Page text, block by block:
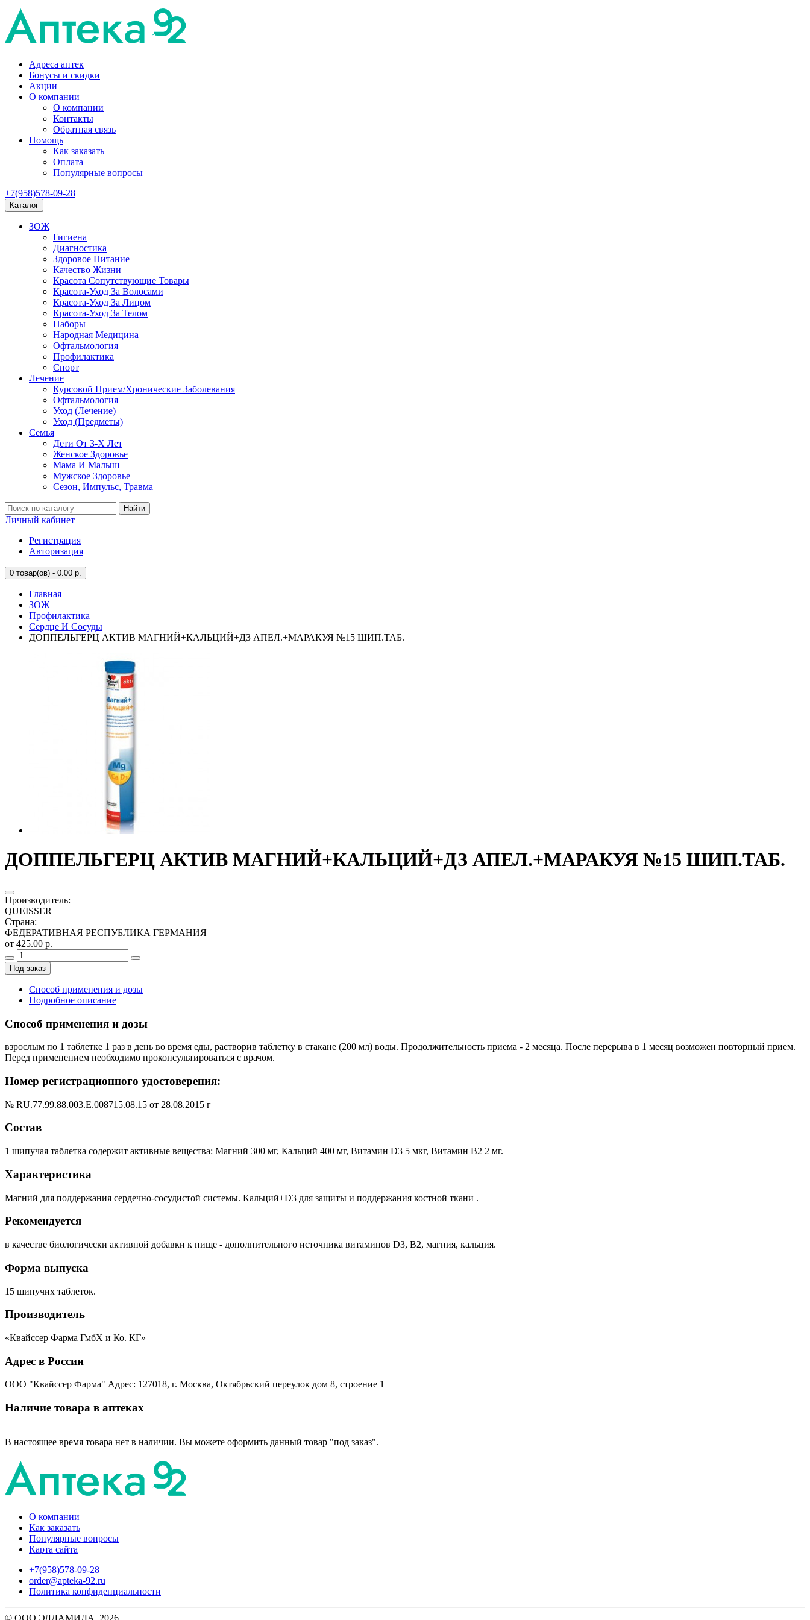
Адреса аптек
Бонусы и скидки
Акции
О компании
О компании
Контакты
Обратная связь
Помощь
Как заказать
Оплата
Популярные вопросы
+7(958)578-09-28
Каталог
ЗОЖ
Гигиена
Диагностика
Здоровое Питание
Качество Жизни
Красота Сопутствующие Товары
Красота-Уход За Волосами
Красота-Уход За Лицом
Красота-Уход За Телом
Наборы
Народная Медицина
Офтальмология
Профилактика
Спорт
Лечение
Курсовой Прием/Хронические Заболевания
Офтальмология
Уход (Лечение)
Уход (Предметы)
Семья
Дети От 3-Х Лет
Женское Здоровье
Мама И Малыш
Мужское Здоровье
Сезон, Импульс, Травма
Найти
Личный кабинет
Регистрация
Авторизация
0 товар(ов) - 0.00 р.
Главная
ЗОЖ
Профилактика
Сердце И Сосуды
ДОППЕЛЬГЕРЦ АКТИВ МАГНИЙ+КАЛЬЦИЙ+ДЗ АПЕЛ.+МАРАКУЯ №15 ШИП.ТАБ.
ДОППЕЛЬГЕРЦ АКТИВ МАГНИЙ+КАЛЬЦИЙ+ДЗ АПЕЛ.+МАРАКУЯ №15 ШИП.ТАБ.
Производитель:
QUEISSER
Страна:
ФЕДЕРАТИВНАЯ РЕСПУБЛИКА ГЕРМАНИЯ
от 425.00 р.
Под заказ
Способ применения и дозы
Подробное описание
Способ применения и дозы
взрослым по 1 таблетке 1 раз в день во время еды, растворив таблетку в стакане (200 мл) воды. Продолжительность приема - 2 месяца. После перерыва в 1 месяц возможен повторный прием.
Перед применением необходимо проконсультироваться с врачом.
Номер регистрационного удостоверения:
№ RU.77.99.88.003.Е.008715.08.15 от 28.08.2015 г
Состав
1 шипучая таблетка содержит активные вещества: Магний 300 мг, Кальций 400 мг, Витамин D3 5 мкг, Витамин В2 2 мг.
Характеристика
Магний для поддержания сердечно-сосудистой системы. Кальций+D3 для защиты и поддержания костной ткани .
Рекомендуется
в качестве биологически активной добавки к пище - дополнительного источника витаминов D3, В2, магния, кальция.
Форма выпуска
15 шипучих таблеток.
Производитель
«Квайссер Фарма ГмбХ и Ко. КГ»
Адрес в России
ООО "Квайссер Фарма" Адрес: 127018, г. Москва, Октябрьский переулок дом 8, строение 1
Наличие товара в аптеках
В настоящее время товара нет в наличии. Вы можете оформить данный товар "под заказ".
О компании
Как заказать
Популярные вопросы
Карта сайта
+7(958)578-09-28
order@apteka-92.ru
Политика конфиденциальности
© ООО ЭЛДАМИДА, 2026